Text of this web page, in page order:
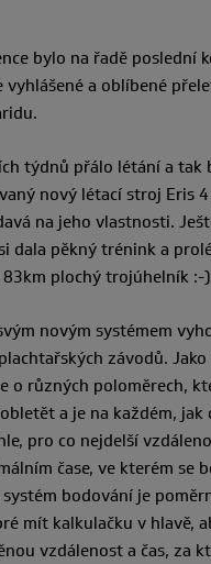
bylo na řadě poslední
vyhlášené a oblíbené
týdnů přálo létání a tak
nový létací stroj Eris
na jeho vlastnosti.
dala pěkný trénink a
plochý trojúhelník :-
novým systémem
závodů.
o různých poloměrech,
a je na každém, jak
pro co nejdelší
čase, ve kterém se
bodování je
mít kalkulačku v hlavě,
vzdálenost a čas, za